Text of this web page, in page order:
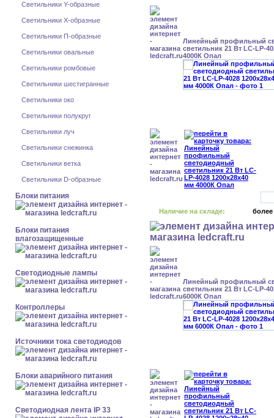
Светильники Y-образные
Светильники X-образные
Светильники П-образные
Светильники овальные
Светильники ромбовые
Светильники шестигранные
Светильники око
Светильники полукруг
Светильники луч
Светильники снежинка
Светильники ветка
Светильники D-образные
Блоки питания
Блоки питания
влагозащищенные
Светодиодные лампы
Контроллеры
Источники тока светодиодов
Блоки аварийного питания
Светодиодная лента IP 33
Линейный профильный
светильник 21 Вт LC-LP-
4000К Опал
Наличие на складе: более
Линейный профильный
светильник 21 Вт LC-LP-
6000К Опал